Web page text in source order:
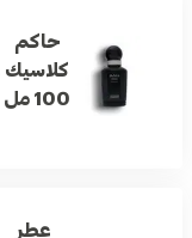
حاكم
كلاسيك
100 مل
عطر